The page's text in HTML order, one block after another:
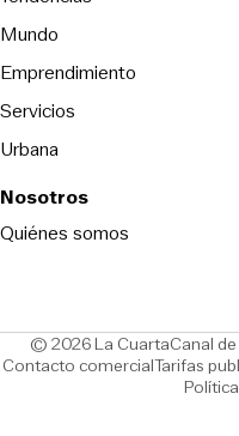
Mundo
Emprendimiento
Servicios
Urbana
Nosotros
Quiénes somos
© 2026 La CuartaCanal
Contacto comercialOpens in
Tarifas